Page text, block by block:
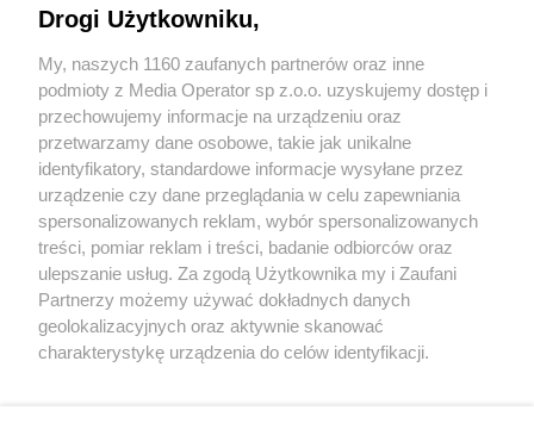
Wydawca mediówlokalnych
Nie zapomnij
zapoznać się z:
polityką prywatności
Twojemiasto
Piekary Śląskie
Chorzów
Tarnowskie Góry
Skontaktuj się z nami
Kontakt
Redakcja
Newsletter
Drogi Użytkowniku,
My, naszych 1160 zaufanych partnerów oraz inne
podmioty z Media Operator sp z.o.o. uzyskujemy dostęp i
przechowujemy informacje na urządzeniu oraz
przetwarzamy dane osobowe, takie jak unikalne
identyfikatory, standardowe informacje wysyłane przez
urządzenie czy dane przeglądania w celu zapewniania
spersonalizowanych reklam, wybór spersonalizowanych
treści, pomiar reklam i treści, badanie odbiorców oraz
ulepszanie usług. Za zgodą Użytkownika my i Zaufani
Partnerzy możemy używać dokładnych danych
geolokalizacyjnych oraz aktywnie skanować
charakterystykę urządzenia do celów identyfikacji.